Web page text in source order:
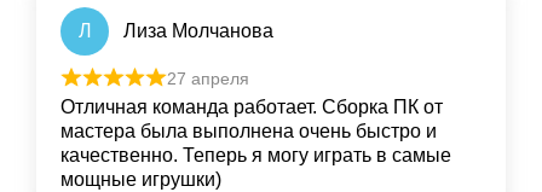
Л Лиза Молчанова
27 апреля
Отличная команда работает. Сборка ПК от
мастера была выполнена очень быстро и
качественно. Теперь я могу играть в самые
мощные игрушки)